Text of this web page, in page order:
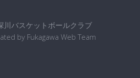
バスケットボールクラブ
by Fukagawa Web Team